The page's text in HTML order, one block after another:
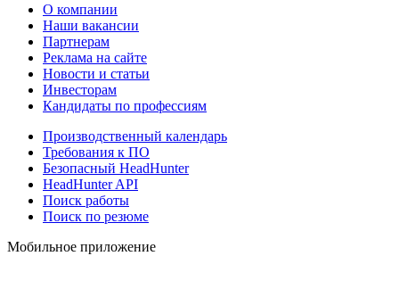
О компании
Наши вакансии
Партнерам
Реклама на сайте
Новости и статьи
Инвесторам
Кандидаты по профессиям
Производственный календарь
Требования к ПО
Безопасный HeadHunter
HeadHunter API
Поиск работы
Поиск по резюме
Мобильное приложение